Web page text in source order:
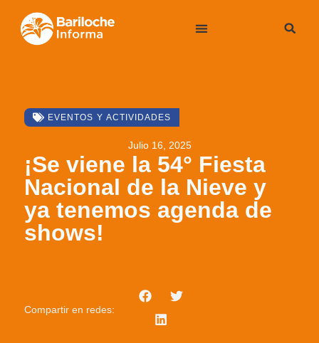
EVENTOS Y ACTIVIDADES
Julio 16, 2025
¡Se viene la 54° Fiesta
Nacional de la Nieve y
ya tenemos agenda de
shows!
Compartir en redes: